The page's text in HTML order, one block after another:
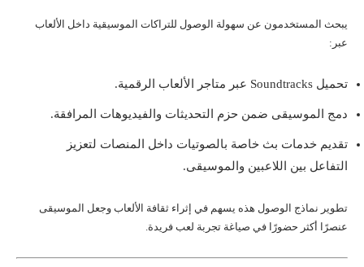
يبحث المستخدمون عن سهولة الوصول للتراكات الموسيقية داخل الألعاب
عبر:
تحميل Soundtracks عبر متاجر الألعاب الرقمية.
دمج الموسيقى ضمن حزم التحديثات والفيديوهات المرافقة.
تقديم خدمات بث خاصة بالصوتيات داخل المنصات لتعزيز
التفاعل بين اللاعبين والموسيقى.
تطوير نماذج الوصول هذه يسهم في إثراء ثقافة الألعاب وجعل الموسيقى
عنصرًا أكثر حضورًا في صياغة تجربة لعب فريدة.